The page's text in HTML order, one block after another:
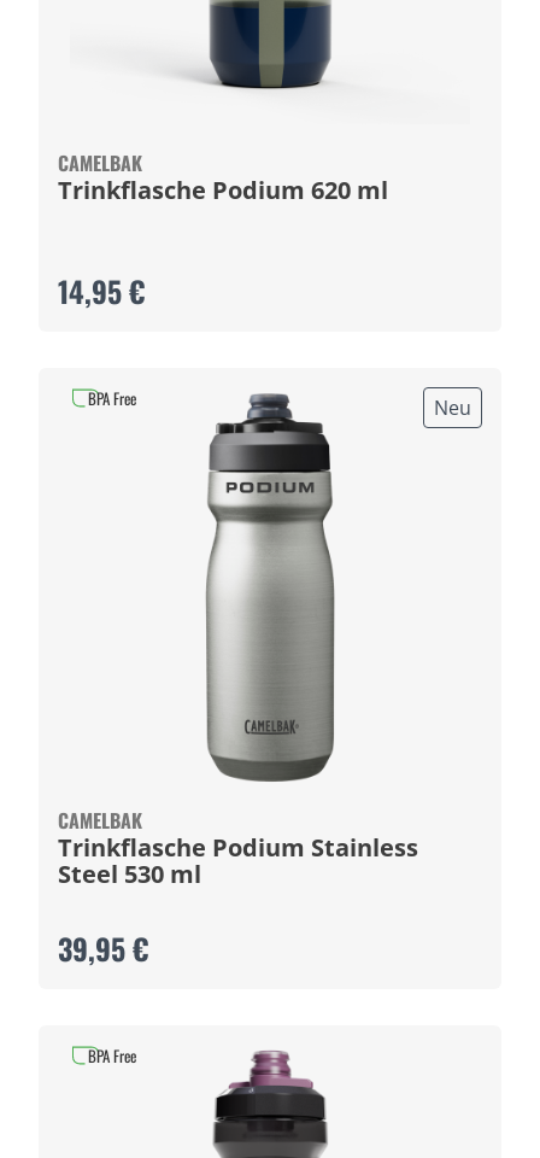
CAMELBAK
Trinkflasche Podium 620 ml
14,95 €
Neu
CAMELBAK
Trinkflasche Podium Stainless
Steel 530 ml
39,95 €
BPA Free
BPA Free